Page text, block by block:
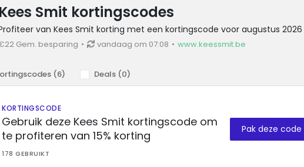
Kees Smit kortingscodes
van Kees Smit korting met een kortingscode voor augustus 2026
Gem. besparing vandaag om 07:08 www.keessmit.be
(6) Deals (0)
KORTINGSCODE
Gebruik deze Kees Smit kortingscode om
te profiteren van 15% korting
178 GEBRUIKT
Pak deze code